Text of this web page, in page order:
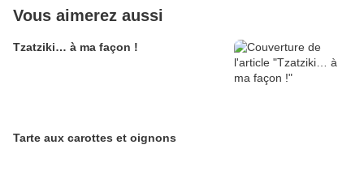
Vous aimerez aussi
Tzatziki… à ma façon !
Tarte aux carottes et oignons